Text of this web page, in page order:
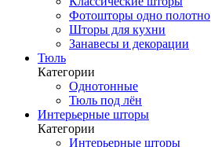
Фотошторы одно полотно
Шторы для кухни
Занавесы и декорации
Тюль
Категории
Однотонные
Тюль под лён
Интерьерные шторы
Категории
Интерьерные шторы